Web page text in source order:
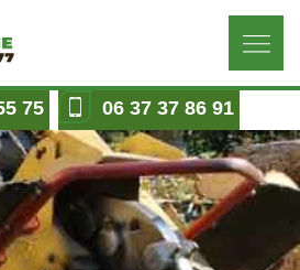
75 06 37 37 86 91